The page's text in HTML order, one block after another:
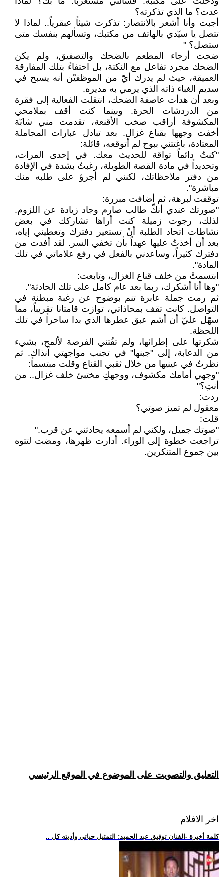
عدت؟ ما الذي تذكرته؟
أجبت وأنا أشعر بالانتصار: تذكرت شيئاً عبقرياً.. لماذا لا
تتصل يا سيّدي بالهاتف من مكتبك، وتسألهم بنفسك متى
ستصل؟ "
ضجت أرجاء المطعم بالضحك والتصفيق، ولم يكن
الضحك مجرد تفاعل مع النكتة، بل احتفاءً بتلك المفارقة
العميقة، حيث لم يدرك أيّ من الموظفيْن أنه يسبح في
سديم الغباء ذاته الذي يرمي به مديره.
وبعد أن هدأت عاصفة الضحك، انتقلت الفعالية إلى فقرة
من الدردشات الحرة. وبينما كنت أقف بملامحي
المكشوفة أراقب صخب الأقنعة، تقدمت مني شابّة
أخفت وجهها بقناع غزال. بعد تبادل عبارات المجاملة
المعتادة، باغتتني ببوح لم أتوقعه، قائلة:
"كنتُ دائماً تواقة للحديث معك. في إحدى المرات،
وتحديداً في مادة القصة الطويلة، رغبتُ بشدة في الإفادة
من دفتر ملاحظاتك، لكنني لم أجرؤ على طلبه منك
مباشرة".
توقفت لبرهة، ثم أضافت مبررة:
"صورتك عندي أنكّ طالب صارم وجاد زيادة عن اللزوم.
لذلك، رجوت زميلة كنت أراها تشاركك في بعض
نشاطات اتحاد الطلبة أنْ تستعير دفترك وتعطيني إياه،
بعد أن أخذتُ عليها عهداً بأن تخفي السر. لقد أفدت من
دفترك كثيراً، وساعدني بالفعل في رفع علاماتي في تلك
المادة".
ابتسمتْ من خلف قناع الغزال، وتابعت:
"وها أنا أشكرك، ربما بعد عام كامل على تلك الحادثة".
ثم رمت جملة عابرة تنم بوضوح عن رغبة مبطنة في
التواصل. كانت تقف بمحاذاتي، توازت قامتانا تقريباً، مما
سهّل عليّ أن أشم عبق عطرها الذي بدا ساحراً في تلك
اللحظة.
شكرتها على إطرائها، ولم تفُتني الفرصة لألمح، بشيء
من الدعابة، إلى "جبنها" في تجنب مواجهتي آنذاك. ثم
نظرتُ في عينيها من خلال ثقبي القناع وقلت مبتسماً:
"وجهي أمامك مكشوف، ووجهكِ مختبئ خلف غزال.. من
أنتِ؟"
ردت:
معقول لم تميز صوتي؟
قلت:
"صوتك جميل، ولكني لم أسمعه يحادثني عن قرب."
تراجعت خطوة إلى الوراء. أدارت ظهرها، ومضت لتتوه
بين جموع المتنكرين.
التعليق والتصويت على الموضوع في الموقع الرئيسي
اخر الافلام
.. كلمة أخيرة -الفنان توفيق عبد الحميد: التمثيل حياتي وأديته كل